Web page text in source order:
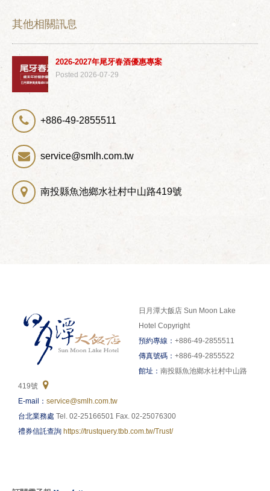
其他相關訊息
2026-2027年尾牙春酒優惠專案
Posted 2026-07-29
+886-49-2855511
service@smlh.com.tw
南投縣魚池鄉水社村中山路419號
日月潭大飯店 Sun Moon Lake
Hotel Copyright
預約專線： +886-49-2855511
傳真號碼： +886-49-2855522
館址： 南投縣魚池鄉水社村中山路
419號
E-mail： service@smlh.com.tw
台北業務處 Tel. 02-25166501 Fax. 02-25076300
禮券信託查詢 https://trustquery.tbb.com.tw/Trust/